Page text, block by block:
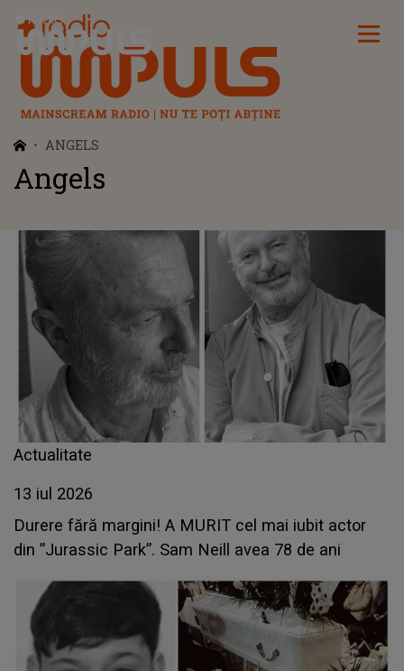
Radio Impuls
ANGELS
Angels
Actualitate
13 iul 2026
Durere fără margini! A MURIT cel mai iubit actor
din ”Jurassic Park”. Sam Neill avea 78 de ani